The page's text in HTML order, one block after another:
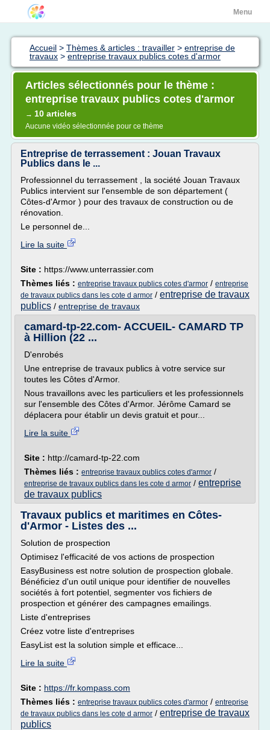
Menu
Accueil > Thèmes & articles : travailler > entreprise de
travaux > entreprise travaux publics cotes d'armor
Articles sélectionnés pour le thème :
entreprise travaux publics cotes d'armor
→ 10 articles
Aucune vidéo sélectionnée pour ce thème
Entreprise de terrassement : Jouan Travaux
Publics dans le ...
Professionnel du terrassement , la société Jouan Travaux
Publics intervient sur l'ensemble de son département (
Côtes-d'Armor ) pour des travaux de construction ou de
rénovation.
Le personnel de...
Lire la suite
Site : https://www.unterrassier.com
Thèmes liés : entreprise travaux publics cotes d'armor / entreprise
de travaux publics dans les cote d armor / entreprise de travaux
publics / entreprise de travaux
camard-tp-22.com- ACCUEIL- CAMARD TP
à Hillion (22 ...
D'enrobés
Une entreprise de travaux publics à votre service sur
toutes les Côtes d'Armor.
Nous travaillons avec les particuliers et les professionnels
sur l'ensemble des Côtes d'Armor. Jérôme Camard se
déplacera pour établir un devis gratuit et pour...
Lire la suite
Site : http://camard-tp-22.com
Thèmes liés : entreprise travaux publics cotes d'armor /
entreprise de travaux publics dans les cote d armor / entreprise
de travaux publics
Travaux publics et maritimes en Côtes-
d'Armor - Listes des ...
Solution de prospection
Optimisez l'efficacité de vos actions de prospection
EasyBusiness est notre solution de prospection globale.
Bénéficiez d'un outil unique pour identifier de nouvelles
sociétés à fort potentiel, segmenter vos fichiers de
prospection et générer des campagnes emailings.
Liste d'entreprises
Créez votre liste d'entreprises
EasyList est la solution simple et efficace...
Lire la suite
Site : https://fr.kompass.com
Thèmes liés : entreprise travaux publics cotes d'armor / entreprise
de travaux publics dans les cote d armor / entreprise de travaux
publics